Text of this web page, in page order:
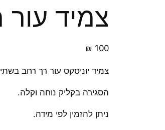
צמיד עור
₪ 100
צמיד יוניסקס עור רך רחב
הסגירה בקליק נוחה וקלה.
ניתן להזמין לפי מידה.